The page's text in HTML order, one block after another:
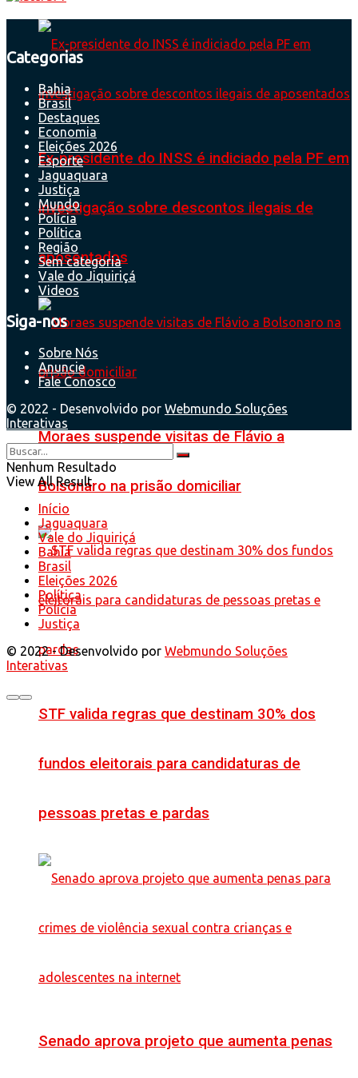
Ex-presidente do INSS é indiciado pela PF em
investigação sobre descontos ilegais de
aposentados
Moraes suspende visitas de Flávio a
Bolsonaro na prisão domiciliar
STF valida regras que destinam 30% dos
fundos eleitorais para candidaturas de
pessoas pretas e pardas
Senado aprova projeto que aumenta penas
Categorias
Bahia
Brasil
Destaques
Economia
Eleições 2026
Esporte
Jaguaquara
Justiça
Mundo
Polícia
Política
Região
Sem categoria
Vale do Jiquiriçá
Videos
Siga-nos
Sobre Nós
Anuncie
Fale Conosco
© 2022 - Desenvolvido por Webmundo Soluções
Interativas
Nenhum Resultado
View All Result
Início
Jaguaquara
Vale do Jiquiriçá
Bahia
Brasil
Eleições 2026
Política
Polícia
Justiça
© 2022 - Desenvolvido por Webmundo Soluções
Interativas